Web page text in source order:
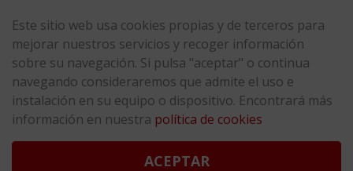
Este sitio web usa cookies propias y de terceros para
mejorar nuestros servicios y recoger información
sobre su navegación. Si pulsa "aceptar" o continua
navegando consideraremos que admite el uso e
instalación en su equipo o dispositivo. Encontrará más
información en nuestra política de cookies
ACEPTAR
¡ Gastos de envío GRATIS para España península !